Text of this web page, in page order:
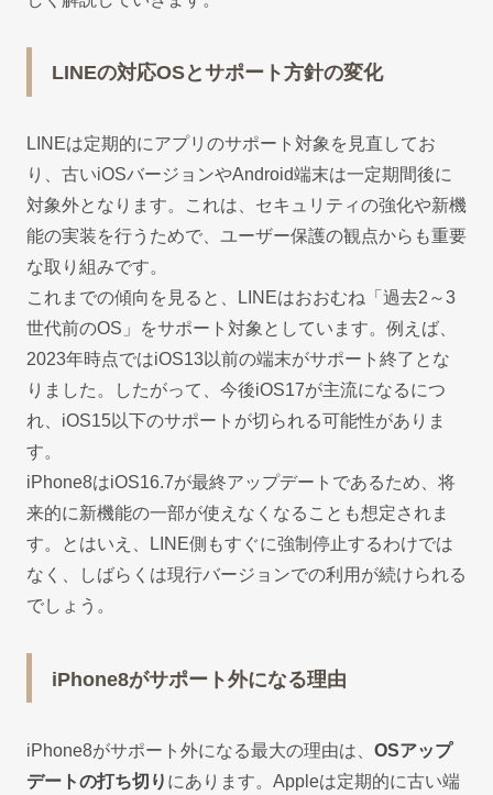
LINEの対応OSとサポート方針の変化
LINEは定期的にアプリのサポート対象を見直してお
り、古いiOSバージョンやAndroid端末は一定期間後に
対象外となります。これは、セキュリティの強化や新機
能の実装を行うためで、ユーザー保護の観点からも重要
な取り組みです。
これまでの傾向を見ると、LINEはおおむね「過去2～3
世代前のOS」をサポート対象としています。例えば、
2023年時点ではiOS13以前の端末がサポート終了とな
りました。したがって、今後iOS17が主流になるにつ
れ、iOS15以下のサポートが切られる可能性がありま
す。
iPhone8はiOS16.7が最終アップデートであるため、将
来的に新機能の一部が使えなくなることも想定されま
す。とはいえ、LINE側もすぐに強制停止するわけでは
なく、しばらくは現行バージョンでの利用が続けられる
でしょう。
iPhone8がサポート外になる理由
iPhone8がサポート外になる最大の理由は、 OSアップ
デートの打ち切り にあります。Appleは定期的に古い端